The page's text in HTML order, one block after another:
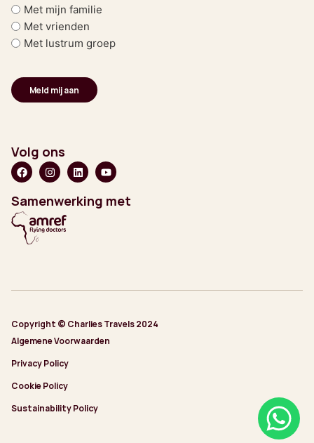
Met mijn familie
Met vrienden
Met lustrum groep
Volg ons
Samenwerking met
Copyright © Charlies Travels 2024
Algemene Voorwaarden
Privacy Policy
Cookie Policy
Sustainability Policy